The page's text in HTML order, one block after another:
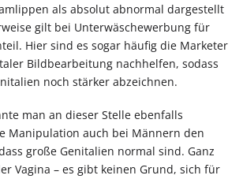
als absolut abnormal dargestellt
gilt bei Unterwäschewerbung für
Hier sind es sogar häufig die Marketer
Bildbearbeitung nachhelfen, sodass
noch stärker abzeichnen.
man an dieser Stelle ebenfalls
Manipulation auch bei Männern den
große Genitalien normal sind. Ganz
Vagina – es gibt keinen Grund, sich für